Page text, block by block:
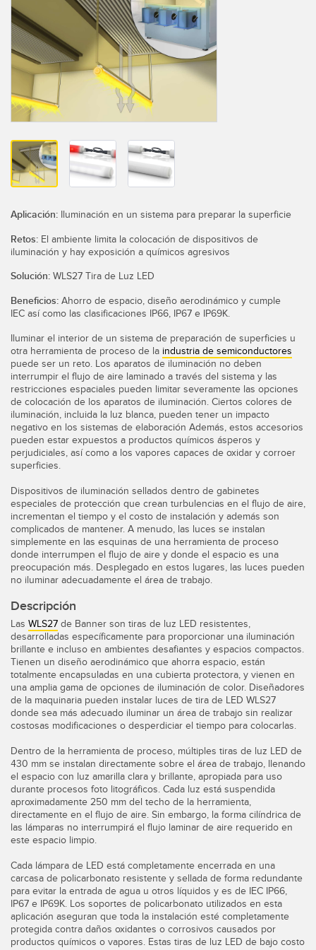
SENSORES
Sensores Fotoeléctricos
Medición de Distancia Láser
Cortinas de Medición
Sensores de Radar
Sensores Ultrasónicos
Amplificadores de Fibra Óptica
Fiber Optics
Pick-to Light Sensors
Sensores de Temperatura
Matrices de Detección y Sensores de Haz Ancho
Sensores de Monitoreo de Condiciones
Wireless Condition Monitoring Sensors
Sensor de Vibración
ACCESORIOS
ACCESORIOS
Convertidores
Set de Cables
SOFTWARE
Banner Measurement Sensor Software
Software de Configuración para Sensor GUI
TECNOLOGÍA
Sensors with IO-Link
IIOT Y LA FÁBRICA
INTELIGENTE
Call for Parts, Service, or Pallet Pickup
Leading Edge Detection
Machine Monitoring/Overall Equipment Effectiveness
Monitoreo de Condiciones: Mantenimiento Predictivo y
Preventivo
Eficiencia General de Los Equipos (OEE)
Mantenimiento Predictivo
Mantenimiento Predictivo
Monitoreo de Nivel en Tanque
ENLACES RELACIONADOS
IO-Link
Lavado a Presión
Aplicación: Iluminación en un sistema para preparar la superficie
Retos: El ambiente limita la colocación de dispositivos de
iluminación y hay exposición a químicos agresivos
Solución: WLS27 Tira de Luz LED
Beneficios: Ahorro de espacio, diseño aerodinámico y cumple
IEC así como las clasificaciones IP66, IP67 e IP69K.
Iluminar el interior de un sistema de preparación de superficies u
otra herramienta de proceso de la industria de semiconductores
puede ser un reto. Los aparatos de iluminación no deben
interrumpir el flujo de aire laminado a través del sistema y las
restricciones espaciales pueden limitar severamente las opciones
de colocación de los aparatos de iluminación. Ciertos colores de
iluminación, incluida la luz blanca, pueden tener un impacto
negativo en los sistemas de elaboración Además, estos accesorios
pueden estar expuestos a productos químicos ásperos y
perjudiciales, así como a los vapores capaces de oxidar y corroer
superficies.
Dispositivos de iluminación sellados dentro de gabinetes
especiales de protección que crean turbulencias en el flujo de aire,
incrementan el tiempo y el costo de instalación y además son
complicados de mantener. A menudo, las luces se instalan
simplemente en las esquinas de una herramienta de proceso
donde interrumpen el flujo de aire y donde el espacio es una
preocupación más. Desplegado en estos lugares, las luces pueden
no iluminar adecuadamente el área de trabajo.
Descripción
Las WLS27 de Banner son tiras de luz LED resistentes,
desarrolladas específicamente para proporcionar una iluminación
brillante e incluso en ambientes desafiantes y espacios compactos.
Tienen un diseño aerodinámico que ahorra espacio, están
totalmente encapsuladas en una cubierta protectora, y vienen en
una amplia gama de opciones de iluminación de color. Diseñadores
de la maquinaria pueden instalar luces de tira de LED WLS27
donde sea más adecuado iluminar un área de trabajo sin realizar
costosas modificaciones o desperdiciar el tiempo para colocarlas.
Dentro de la herramienta de proceso, múltiples tiras de luz LED de
430 mm se instalan directamente sobre el área de trabajo, llenando
el espacio con luz amarilla clara y brillante, apropiada para uso
durante procesos foto litográficos. Cada luz está suspendida
aproximadamente 250 mm del techo de la herramienta,
directamente en el flujo de aire. Sin embargo, la forma cilíndrica de
las lámparas no interrumpirá el flujo laminar de aire requerido en
este espacio limpio.
Cada lámpara de LED está completamente encerrada en una
carcasa de policarbonato resistente y sellada de forma redundante
para evitar la entrada de agua u otros líquidos y es de IEC IP66,
IP67 e IP69K. Los soportes de policarbonato utilizados en esta
aplicación aseguran que toda la instalación esté completamente
protegida contra daños oxidantes o corrosivos causados por
productos químicos o vapores. Estas tiras de luz LED de bajo costo